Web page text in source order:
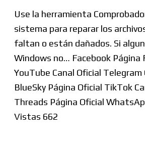
Use la herramienta
sistema para reparar los
faltan o están dañados. Si
Windows no… Facebook Página
YouTube Canal Oficial Telegram
BlueSky Página Oficial TikTok
Threads Página Oficial
Vistas 662